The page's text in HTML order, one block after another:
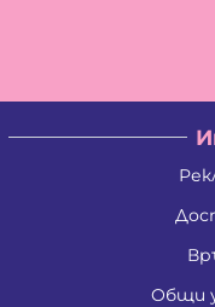
Общи